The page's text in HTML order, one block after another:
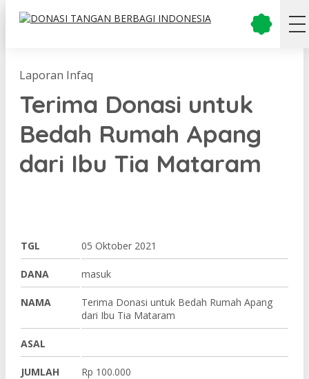
Laporan Infaq
Terima Donasi untuk
Bedah Rumah Apang
dari Ibu Tia Mataram
TGL 05 Oktober 2021
DANA masuk
NAMA
Terima Donasi untuk Bedah Rumah Apang
dari Ibu Tia Mataram
ASAL
JUMLAH Rp 100.000